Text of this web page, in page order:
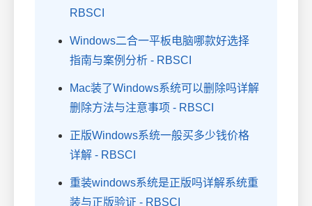
RBSCI
Windows二合一平板电脑哪款好选择
指南与案例分析 - RBSCI
Mac装了Windows系统可以删除吗详解
删除方法与注意事项 - RBSCI
正版Windows系统一般买多少钱价格
详解 - RBSCI
重装windows系统是正版吗详解系统重
装与正版验证 - RBSCI